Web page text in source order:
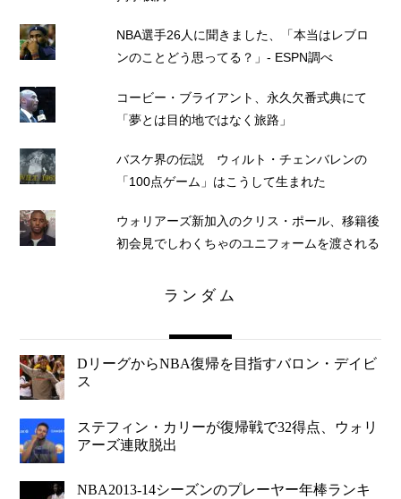
NBA選手26人に聞きました、「本当はレブロ
ンのことどう思ってる？」- ESPN調べ
コービー・ブライアント、永久欠番式典にて
「夢とは目的地ではなく旅路」
バスケ界の伝説 ウィルト・チェンバレンの
「100点ゲーム」はこうして生まれた
ウォリアーズ新加入のクリス・ポール、移籍後
初会見でしわくちゃのユニフォームを渡される
ランダム
DリーグからNBA復帰を目指すバロン・デイビ
ス
ステフィン・カリーが復帰戦で32得点、ウォリ
アーズ連敗脱出
NBA2013-14シーズンのプレーヤー年棒ランキ